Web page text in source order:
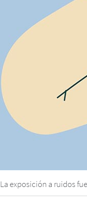
La exposición a ruidos